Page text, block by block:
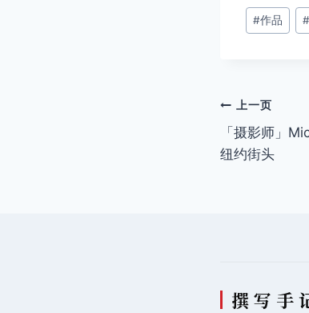
文
章
#作品
文
章
上一页
「摄影师」
纽约街头
撰 写 手